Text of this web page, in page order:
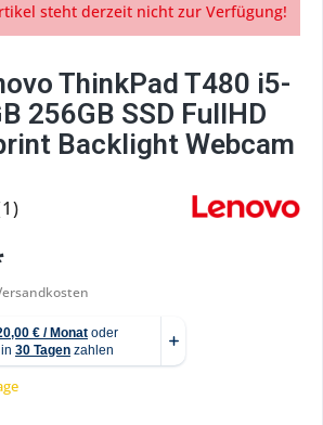
steht derzeit nicht zur Verfügung!
ThinkPad T480 i5-
256GB SSD FullHD
Backlight Webcam
1)